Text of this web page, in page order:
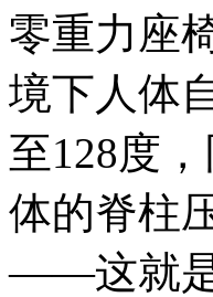
零重力座
境下人体
至128度
体的脊柱
——这就是